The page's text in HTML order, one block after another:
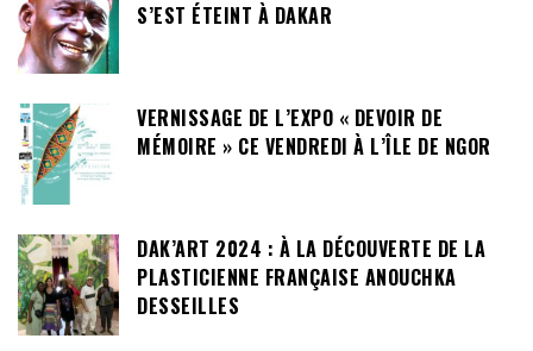
S’EST ÉTEINT À DAKAR
VERNISSAGE DE L’EXPO « DEVOIR DE
MÉMOIRE » CE VENDREDI À L’ÎLE DE NGOR
DAK’ART 2024 : À LA DÉCOUVERTE DE LA
PLASTICIENNE FRANÇAISE ANOUCHKA
DESSEILLES